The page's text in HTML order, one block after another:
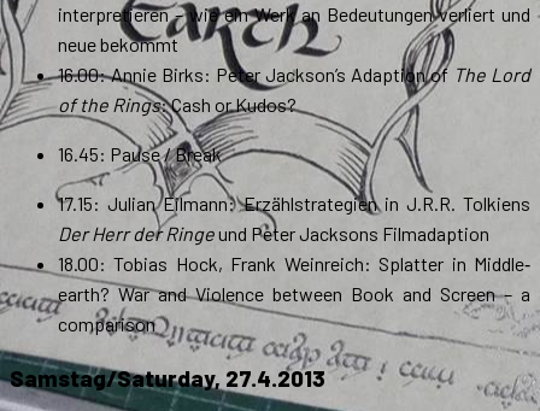
interpretieren – wie ein Werk an Bedeutungen verliert und
neue bekommt
16.00: Annie Birks: Peter Jackson’s Adaption of The Lord
of the Rings: Cash or Kudos?
16.45: Pause / Break
17.15: Julian Eilmann: Erzählstrategien in J.R.R. Tolkiens
Der Herr der Ringeund Peter Jacksons Filmadaption
18.00: Tobias Hock, Frank Weinreich: Splatter in Middle‐
earth? War and Violence between Book and Screen – a
comparison
Samstag/Saturday, 27.4.2013